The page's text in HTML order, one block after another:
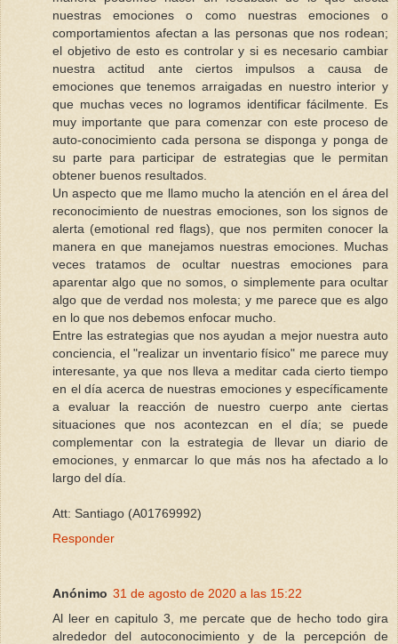
nuestras emociones o como nuestras emociones o
comportamientos afectan a las personas que nos rodean;
el objetivo de esto es controlar y si es necesario cambiar
nuestra actitud ante ciertos impulsos a causa de
emociones que tenemos arraigadas en nuestro interior y
que muchas veces no logramos identificar fácilmente. Es
muy importante que para comenzar con este proceso de
auto-conocimiento cada persona se disponga y ponga de
su parte para participar de estrategias que le permitan
obtener buenos resultados.
Un aspecto que me llamo mucho la atención en el área del
reconocimiento de nuestras emociones, son los signos de
alerta (emotional red flags), que nos permiten conocer la
manera en que manejamos nuestras emociones. Muchas
veces tratamos de ocultar nuestras emociones para
aparentar algo que no somos, o simplemente para ocultar
algo que de verdad nos molesta; y me parece que es algo
en lo que nos debemos enfocar mucho.
Entre las estrategias que nos ayudan a mejor nuestra auto
conciencia, el "realizar un inventario físico" me parece muy
interesante, ya que nos lleva a meditar cada cierto tiempo
en el día acerca de nuestras emociones y específicamente
a evaluar la reacción de nuestro cuerpo ante ciertas
situaciones que nos acontezcan en el día; se puede
complementar con la estrategia de llevar un diario de
emociones, y enmarcar lo que más nos ha afectado a lo
largo del día.
Att: Santiago (A01769992)
Responder
Anónimo 31 de agosto de 2020 a las 15:22
Al leer en capitulo 3, me percate que de hecho todo gira
alrededor del autoconocimiento y de la percepción de